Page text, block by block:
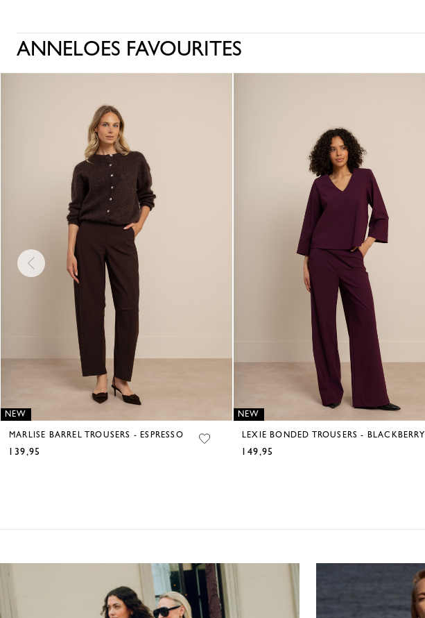
ANNELOES FAVOURITES
NEW
MARLISE BARREL TROUSERS - ESPRESSO
139,95
NEW
LEXIE BONDED TROUSERS - BLACKBERRY
149,95